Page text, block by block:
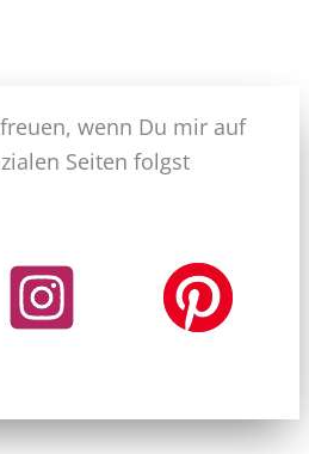
wenn Du mir auf
Seiten folgst